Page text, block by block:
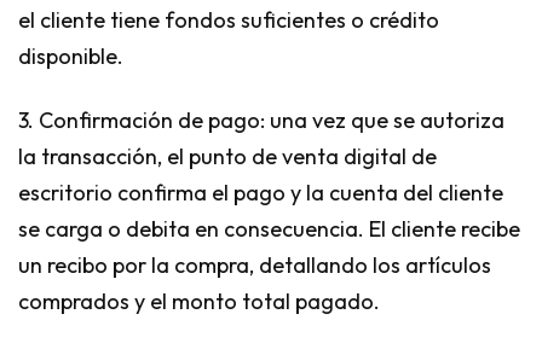
el cliente tiene fondos suficientes o crédito
disponible.
3. Confirmación de pago: una vez que se autoriza
la transacción, el punto de venta digital de
escritorio confirma el pago y la cuenta del cliente
se carga o debita en consecuencia. El cliente recibe
un recibo por la compra, detallando los artículos
comprados y el monto total pagado.